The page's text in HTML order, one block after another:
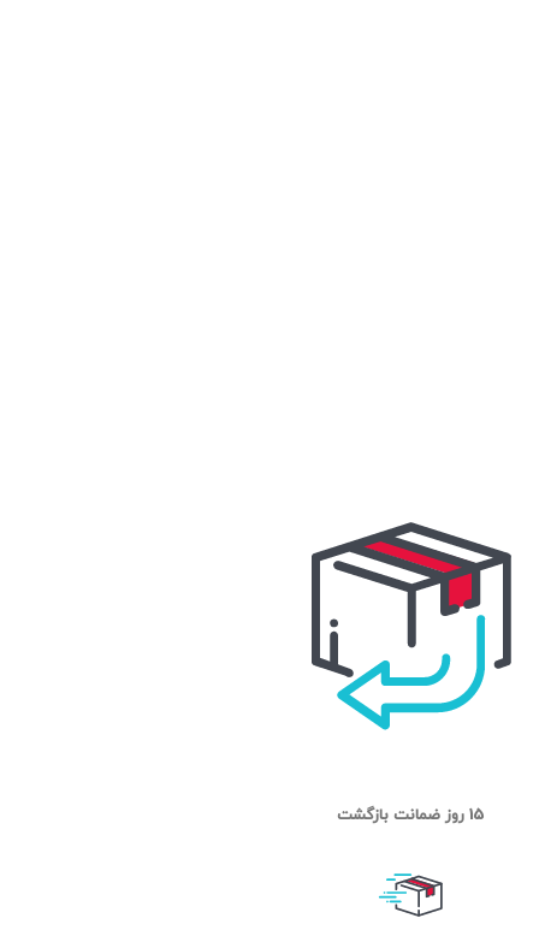
15 روز ضمانت بازگشت